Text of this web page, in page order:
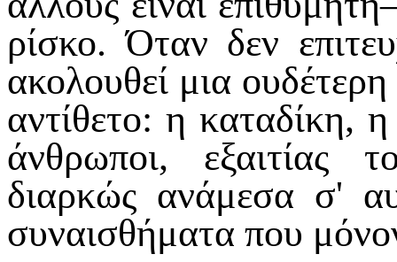
ρίσκο. Όταν δεν
ακολουθεί μια
αντίθετο: η καταδίκη,
άνθρωποι, εξαιτίας
διαρκώς ανάμεσα σ'
συναισθήματα που